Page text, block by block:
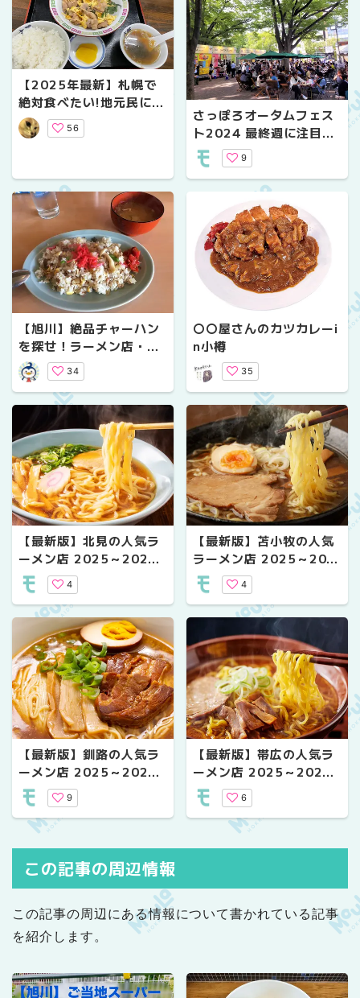
【2025年最新】札幌で
絶対食べたい!地元民に愛
される『肉チャーハン』
ラーメン大将の魅力を徹
56
さっぽろオータムフェス
ト2024 最終週に注目の
お店５選9
【旭川】絶品チャーハン
を探せ！ラーメン店・食
堂のチャーハンを食べ歩
き
34
〇〇屋さんのカツカレーi
n小樽
35
【最新版】北見の人気ラ
ーメン店 2025～2026
年 年末年始の営業情報
4
【最新版】苫小牧の人気
ラーメン店 2025～202
6年 年末年始の営業情報
4
【最新版】釧路の人気ラ
ーメン店 2025～2026
年 年末年始の営業情報
9
【最新版】帯広の人気ラ
ーメン店 2025～2026
年 年末年始の営業情報
6
この記事の周辺情報
この記事の周辺にある情報について書かれている記事
を紹介します。